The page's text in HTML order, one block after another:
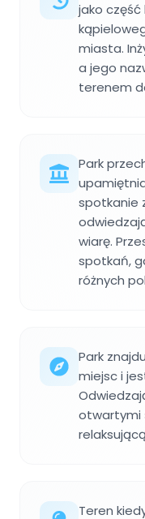
jako część
miasta.
a jego
terenem
Park
spotkanie
wiarę.
spotkań,
różnych
Park
miejsc i
otwartymi
Teren